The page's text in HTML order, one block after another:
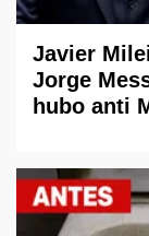
Javier
Jorge
hubo anti